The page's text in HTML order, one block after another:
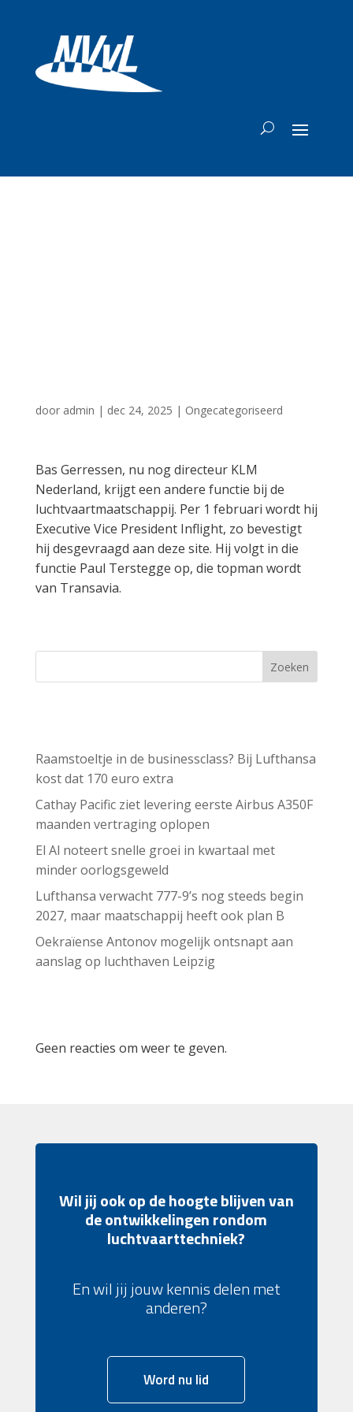
door admin | dec 24, 2025 | Ongecategoriseerd
Bas Gerressen, nu nog directeur KLM
Nederland, krijgt een andere functie bij de
luchtvaartmaatschappij. Per 1 februari wordt hij
Executive Vice President Inflight, zo bevestigt
hij desgevraagd aan deze site. Hij volgt in die
functie Paul Terstegge op, die topman wordt
van Transavia.
Zoeken
Raamstoeltje in de businessclass? Bij Lufthansa
kost dat 170 euro extra
Cathay Pacific ziet levering eerste Airbus A350F
maanden vertraging oplopen
El Al noteert snelle groei in kwartaal met
minder oorlogsgeweld
Lufthansa verwacht 777-9’s nog steeds begin
2027, maar maatschappij heeft ook plan B
Oekraïense Antonov mogelijk ontsnapt aan
aanslag op luchthaven Leipzig
Geen reacties om weer te geven.
Wil jij ook op de hoogte blijven van
de ontwikkelingen rondom
luchtvaarttechniek?
En wil jij jouw kennis delen met
anderen?
Word nu lid